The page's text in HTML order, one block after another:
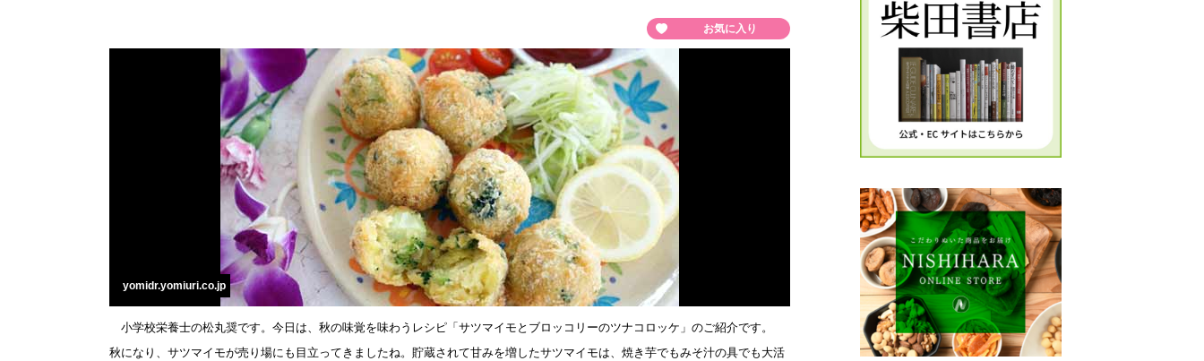
お気に入り
yomidr.yomiuri.co.jp
小学校栄養士の松丸奨です。今日は、秋の味覚を味わうレシピ「サツマイモとブロッコリーのツナコロッケ」のご紹介です。
秋になり、サツマイモが売り場にも目立ってきましたね。貯蔵されて甘みを増したサツマイモは、焼き芋でもみそ汁の具でも大活